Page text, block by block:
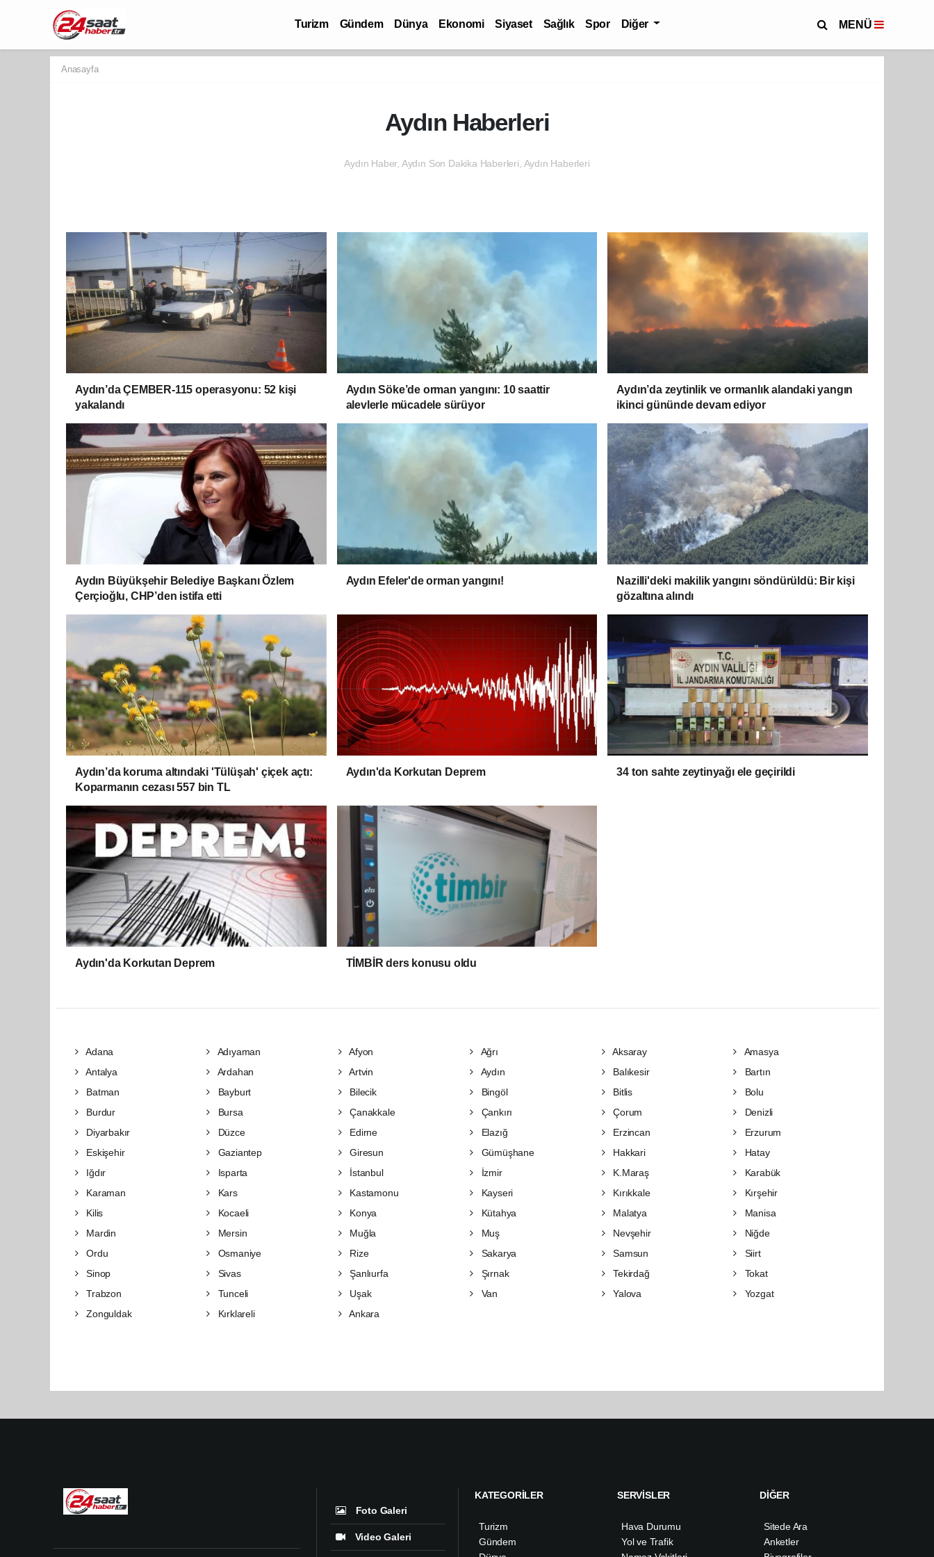
Turizm Gündem Dünya Ekonomi Siyaset Sağlık Spor Diğer MENÜ
Anasayfa
Aydın Haberleri
Aydın Haber, Aydın Son Dakika Haberleri, Aydın Haberleri
Aydın’da ÇEMBER-115 operasyonu: 52 kişi
yakalandı
Aydın Söke’de orman yangını: 10 saattir
alevlerle mücadele sürüyor
Aydın’da zeytinlik ve ormanlık alandaki yangın
ikinci gününde devam ediyor
Aydın Büyükşehir Belediye Başkanı Özlem
Çerçioğlu, CHP’den istifa etti
Aydın Efeler'de orman yangını!
Nazilli'deki makilik yangını söndürüldü: Bir kişi
gözaltına alındı
Aydın’da koruma altındaki 'Tülüşah' çiçek açtı:
Koparmanın cezası 557 bin TL
Aydın'da Korkutan Deprem 34 ton sahte zeytinyağı ele geçirildi
Aydın'da Korkutan Deprem TİMBİR ders konusu oldu
Adana Adıyaman Afyon Ağrı Aksaray
Amasya
Antalya
Ardahan Artvin Aydın Balıkesir
Bartın
Batman
Bayburt Bilecik Bingöl Bitlis
Bolu
Burdur
Bursa Çanakkale Çankırı Çorum
Denizli
Diyarbakır
Düzce Edirne Elazığ Erzincan
Erzurum
Eskişehir
Gaziantep Giresun Gümüşhane Hakkari
Hatay
Iğdır
Isparta İstanbul İzmir K.Maraş
Karabük
Karaman
Kars Kastamonu Kayseri Kırıkkale
Kırşehir
Kilis
Kocaeli Konya Kütahya Malatya
Manisa
Mardin
Mersin Muğla Muş Nevşehir
Niğde
Ordu
Osmaniye Rize Sakarya Samsun
Siirt
Sinop
Sivas Şanlıurfa Şırnak Tekirdağ
Tokat
Trabzon
Tunceli Uşak Van Yalova
Yozgat
Zonguldak
Kırklareli Ankara
Foto Galeri
Video Galeri
KATEGORİLER
Turizm
Gündem
SERVİSLER
Hava Durumu
Yol ve Trafik
DİĞER
Sitede Ara
Anketler